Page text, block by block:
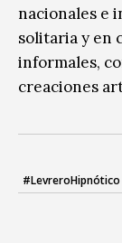
nacionales e
solitaria y en
informales,
creaciones
#LevreroHipnótico